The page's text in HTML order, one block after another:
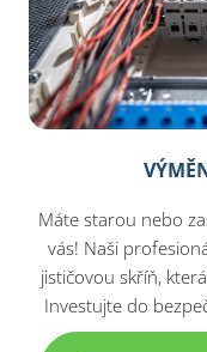
Máte starou nebo
vás! Naši
jističovou skříň,
Investujte do